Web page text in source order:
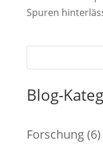
Spuren
Blog-
Forschung(6)